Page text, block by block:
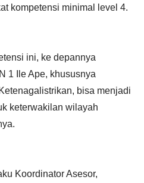
kompetensi minimal level 4.
ini, ke depannya
1 Ile Ape, khususnya
bisa menjadi
keterwakilan wilayah
Koordinator Asesor,